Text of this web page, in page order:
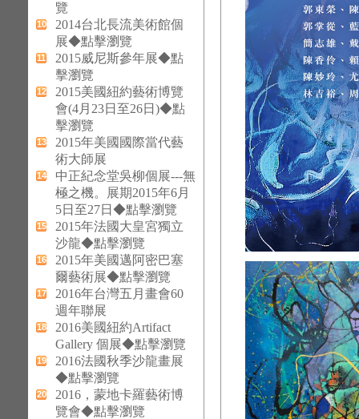
覽
10
2014台北長流美術館個
展◆點擊瀏覽
11
2015威尼斯參年展◆點
擊瀏覽
12
2015美國紐約藝術博覽
會(4月23日至26日)◆點
擊瀏覽
13
2015年美國國際當代藝
術大師展
14
中正紀念堂吳柳個展---無
極之機。展期2015年6月
5日至27日◆點擊瀏覽
15
2015年法國大皇宮獨立
沙龍◆點擊瀏覽
16
2015年美國邁阿密巴塞
爾藝術展◆點擊瀏覽
17
2016年台灣五月畫會60
週年聯展
18
2016美國紐約Artifact
Gallery 個展◆點擊瀏覽
19
2016法國秋季沙龍畫展
◆點擊瀏覽
20
2016，蒙地卡羅藝術博
覽會◆點擊瀏覽